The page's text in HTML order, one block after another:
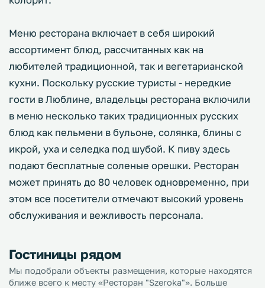
Меню ресторана включает в себя широкий
ассортимент блюд, рассчитанных как на
любителей традиционной, так и вегетарианской
кухни. Поскольку русские туристы - нередкие
гости в Люблине, владельцы ресторана включили
в меню несколько таких традиционных русских
блюд как пельмени в бульоне, солянка, блины с
икрой, уха и селедка под шубой. К пиву здесь
подают бесплатные соленые орешки. Ресторан
может принять до 80 человек одновременно, при
этом все посетители отмечают высокий уровень
обслуживания и вежливость персонала.
Гостиницы рядом
Мы подобрали объекты размещения, которые находятся
ближе всего к месту «Ресторан "Szeroka"». Больше